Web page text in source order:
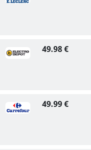
49.98 €
49.99 €